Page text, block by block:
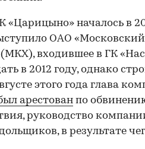
«Царицыно» началось в
ОАО
(МКХ), входившее в ГК
в 2012 году, однако
этого года глава
арестован по
руководство
в результате